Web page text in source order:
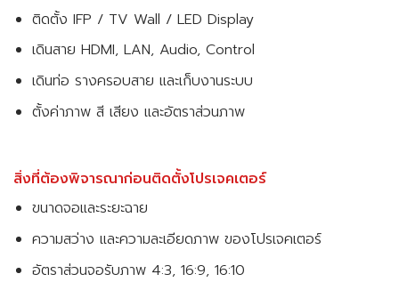
ติดตั้ง IFP / TV Wall / LED Display
เดินสาย HDMI, LAN, Audio, Control
เดินท่อ รางครอบสาย และเก็บงานระบบ
ตั้งค่าภาพ สี เสียง และอัตราส่วนภาพ
สิ่งที่ต้องพิจารณาก่อนติดตั้งโปรเจคเตอร์
ขนาดจอและระยะฉาย
ความสว่าง และความละเอียดภาพ ของโปรเจคเตอร์
อัตราส่วนจอรับภาพ 4:3, 16:9, 16:10